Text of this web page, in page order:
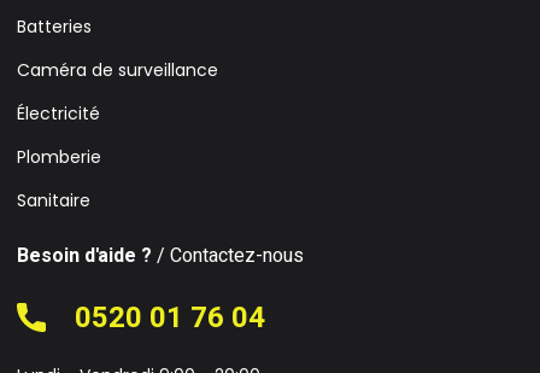
Batteries
Caméra de surveillance
Électricité
Plomberie
Sanitaire
Besoin d'aide ? / Contactez-nous
0520 01 76 04